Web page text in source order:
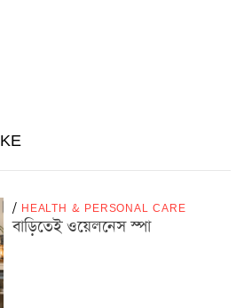
/ HEALTH & PERSONAL CARE
বাড়িতেই ওয়েলনেস স্পা